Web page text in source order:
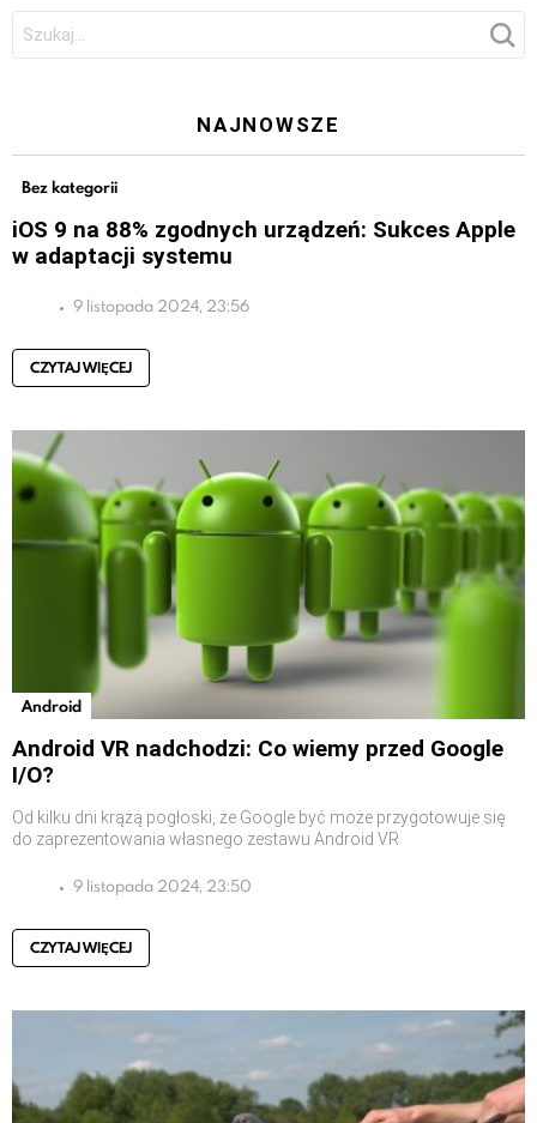
Szukaj:
NAJNOWSZE
Bez kategorii
iOS 9 na 88% zgodnych urządzeń: Sukces Apple
w adaptacji systemu
9 listopada 2024, 23:56
CZYTAJ WIĘCEJ
Android
Android VR nadchodzi: Co wiemy przed Google
I/O?
Od kilku dni krążą pogłoski, że Google być może przygotowuje się
do zaprezentowania własnego zestawu Android VR
9 listopada 2024, 23:50
CZYTAJ WIĘCEJ